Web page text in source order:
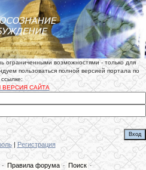
ограниченными возможностями - только для
пользоваться полной версией портала по
ссылке:
ВЕРСИЯ САЙТА
| Регистрация
· Правила форума · Поиск·